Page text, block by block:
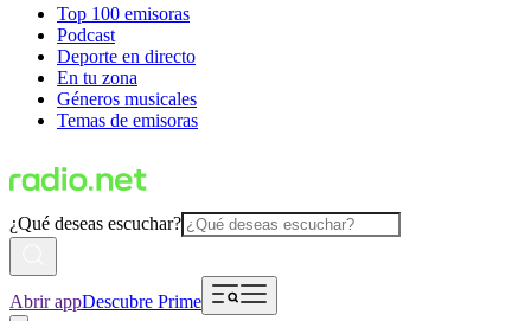
Top 100 emisoras
Podcast
Deporte en directo
En tu zona
Géneros musicales
Temas de emisoras
¿Qué deseas escuchar?
Abrir appDescubre Prime